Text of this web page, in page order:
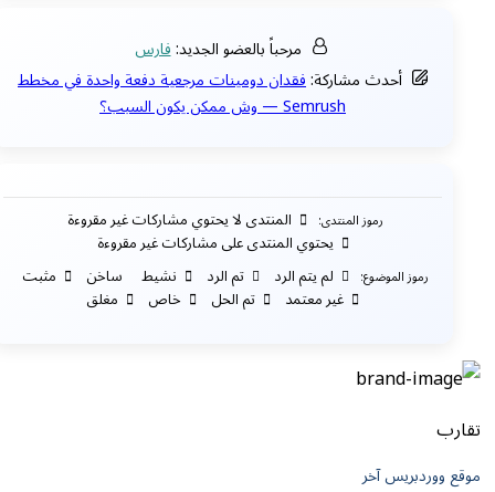
مرحباً بالعضو الجديد:فارس
أحدث مشاركة:فقدان دومينات مرجعية دفعة واحدة في مخطط
Semrush — وش ممكن يكون السبب؟
رموز المنتدى: المنتدى لا يحتوي مشاركات غير مقروءة
يحتوي المنتدى على مشاركات غير مقروءة
رموز الموضوع: لم يتم الرد تم الرد نشيط ساخن مثبت
غير معتمد تم الحل خاص مغلق
تقارب
موقع ووردبريس آخر